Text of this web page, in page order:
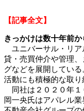
【記事全文】
きっかけは数十年前
ユニバーサル・リア
貸・売買仲介や管理
グなどを展開してい
活動にも積極的な取り
同社は２０２０年１
岡一央氏はアパレル